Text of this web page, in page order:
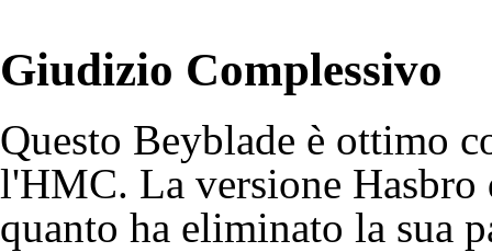
Giudizio Complessivo
Questo Beyblade è ottimo
l'HMC. La versione
quanto ha eliminato la sua